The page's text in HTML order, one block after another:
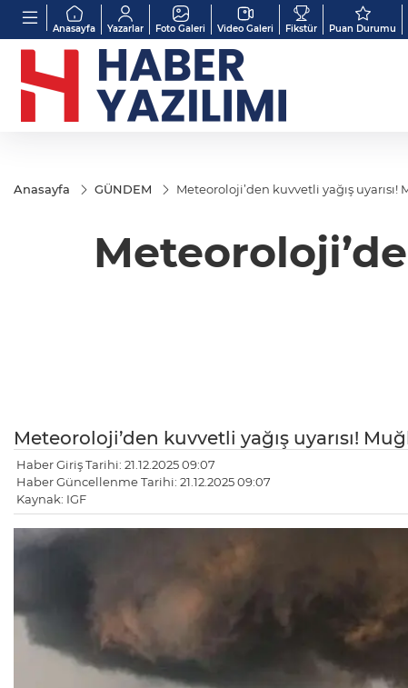
Anasayfa Yazarlar Foto Galeri Video Galeri Fikstür Puan Durumu
Anasayfa GÜNDEM Meteoroloji’den kuvvetli yağış
Meteoroloji’den kuvvetli yağış uyarısı!
Haber Giriş Tarihi: 21.12.2025 09:07
Haber Güncellenme Tarihi: 21.12.2025 09:07
Kaynak: IGF